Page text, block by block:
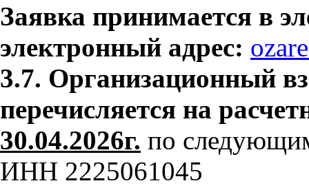
Заявка принимается в
электронный адрес:
3.7. Организационный
перечисляется на
30.04.2026г. по
ИНН 2225061045